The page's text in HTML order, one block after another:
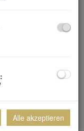
3.800,00 €
Alle akzeptieren